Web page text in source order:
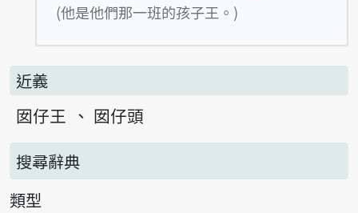
(他是他們那一班的孩子王。)
近義
囡仔王
囡仔頭
搜尋辭典
類型